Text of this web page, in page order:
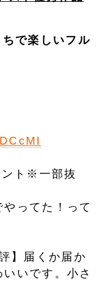
で楽しいフル
ント※一部抜
ってた！って
】届くか届か
いです。小さ